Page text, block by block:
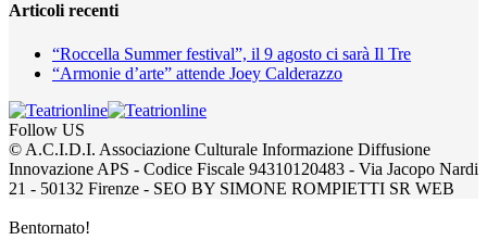
Articoli recenti
“Roccella Summer festival”, il 9 agosto ci sarà Il Tre
“Armonie d’arte” attende Joey Calderazzo
Follow US
© A.C.I.D.I. Associazione Culturale Informazione Diffusione
Innovazione APS - Codice Fiscale 94310120483 - Via Jacopo Nardi
21 - 50132 Firenze - SEO BY SIMONE ROMPIETTI SR WEB
Bentornato!